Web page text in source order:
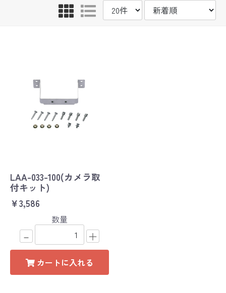
LAA-033-100(カメラ取
付キット)
￥3,586
数量
－ ＋
カートに入れる